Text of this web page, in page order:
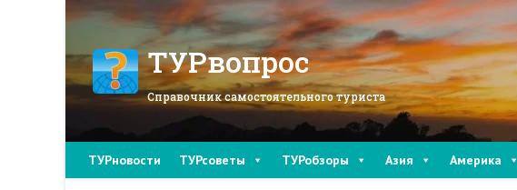
ТУРвопрос
Справочник самостоятельного туриста
ТУРновости ТУРсоветы ТУРобзоры Азия Америка